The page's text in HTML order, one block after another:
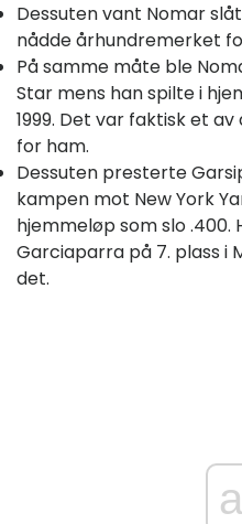
Dessuten vant Nomar
nådde århundremerket
På samme måte ble
Star mens han spilte i
1999. Det var faktisk et
for ham.
Dessuten presterte
kampen mot New York
hjemmeløp som slo .400.
Garciaparra på 7. plass i
det.